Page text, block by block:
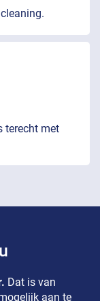
terecht met
Dat is van
aan te